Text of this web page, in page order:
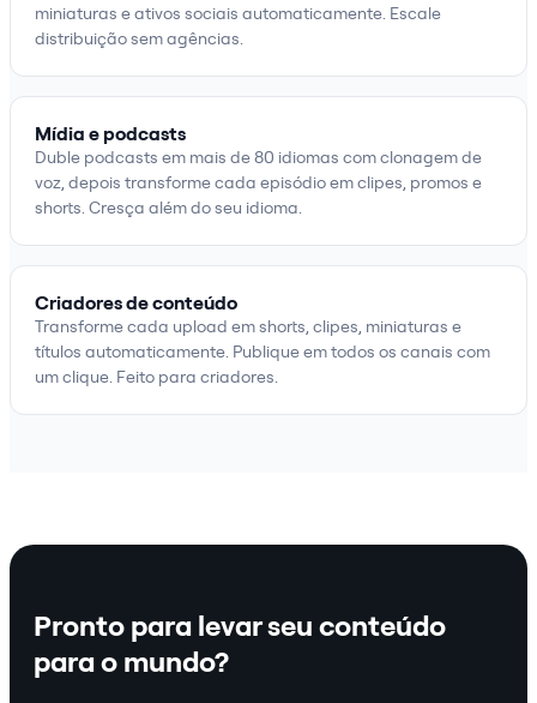
miniaturas e ativos sociais automaticamente. Escale
distribuição sem agências.
Mídia e podcasts
Duble podcasts em mais de 80 idiomas com clonagem de
voz, depois transforme cada episódio em clipes, promos e
shorts. Cresça além do seu idioma.
Criadores de conteúdo
Transforme cada upload em shorts, clipes, miniaturas e
títulos automaticamente. Publique em todos os canais com
um clique. Feito para criadores.
Pronto para levar seu conteúdo
para o mundo?